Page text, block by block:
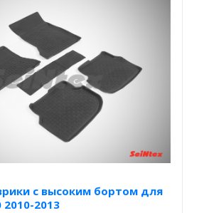
с высоким бортом для
2010-2013